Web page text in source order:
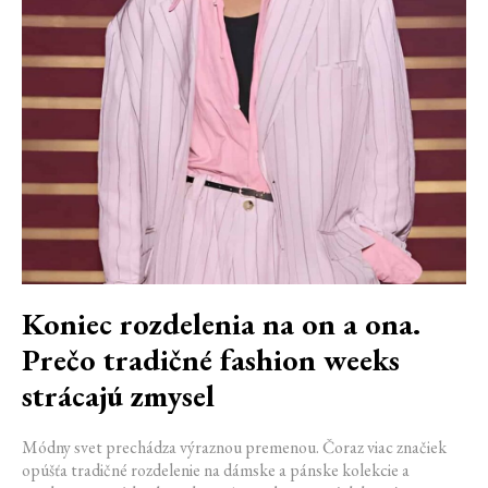
Koniec rozdelenia na on a ona.
Prečo tradičné fashion weeks
strácajú zmysel
Módny svet prechádza výraznou premenou. Čoraz viac značiek
opúšťa tradičné rozdelenie na dámske a pánske kolekcie a